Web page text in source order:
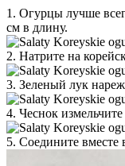
1. Огурцы лучше
см в длину.
2. Натрите на
3. Зеленый лук
4. Чеснок
5. Соедините вместе